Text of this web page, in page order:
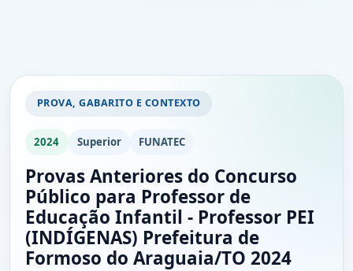
PROVA, GABARITO E CONTEXTO
2024 Superior FUNATEC
Provas Anteriores do Concurso
Público para Professor de
Educação Infantil - Professor PEI
(INDÍGENAS) Prefeitura de
Formoso do Araguaia/TO 2024